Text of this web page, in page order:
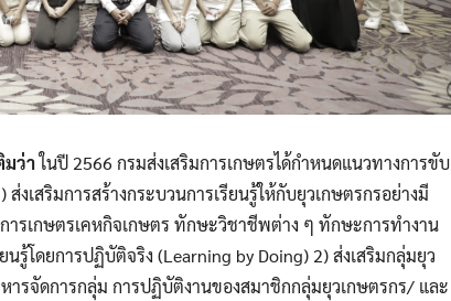
มว่าในปี 2566 กรมส่งเสริมการเกษตรได้กำหนดแนวทางการขับ
เสริมการสร้างกระบวนการเรียนรู้ให้กับยุวเกษตรกรอย่างมี
รเกษตรเคหกิจเกษตร ทักษะวิชาชีพต่าง ๆ ทักษะการทำงาน
รู้โดยการปฏิบัติจริง (Learning by Doing) 2) ส่งเสริมกลุ่มยุว
รจัดการกลุ่ม การปฏิบัติงานของสมาชิกกลุ่มยุวเกษตรกร/ และ